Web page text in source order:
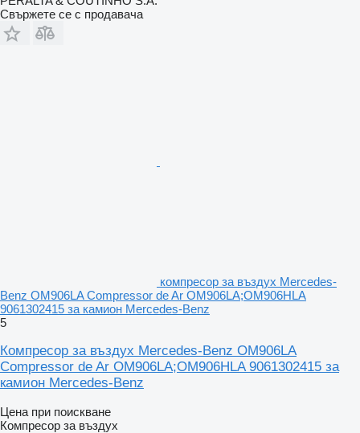
Свържете се с продавача
компресор за въздух Mercedes-
Benz OM906LA Compressor de Ar OM906LA;OM906HLA
9061302415 за камион Mercedes-Benz
5
Компресор за въздух Mercedes-Benz OM906LA
Compressor de Ar OM906LA;OM906HLA 9061302415 за
камион Mercedes-Benz
Цена при поискване
Компресор за въздух